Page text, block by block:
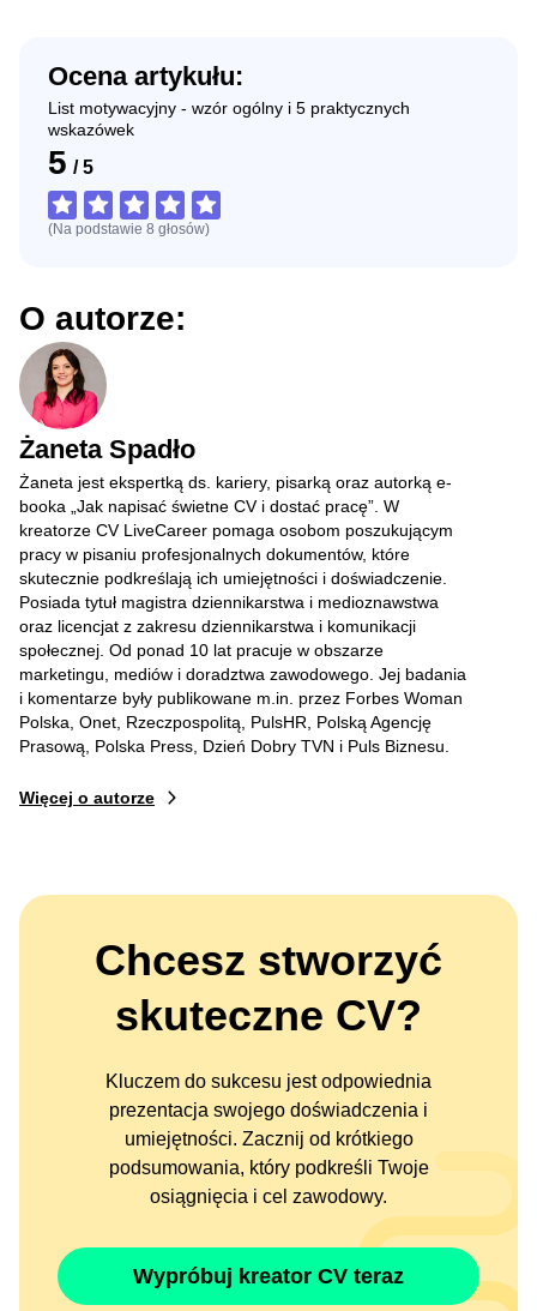
Ocena artykułu:
List motywacyjny - wzór ogólny i 5 praktycznych
wskazówek
5 / 5
(Na podstawie 8 głosów)
O autorze:
Żaneta Spadło
Żaneta jest ekspertką ds. kariery, pisarką oraz autorką e-
booka „Jak napisać świetne CV i dostać pracę”. W
kreatorze CV LiveCareer pomaga osobom poszukującym
pracy w pisaniu profesjonalnych dokumentów, które
skutecznie podkreślają ich umiejętności i doświadczenie.
Posiada tytuł magistra dziennikarstwa i medioznawstwa
oraz licencjat z zakresu dziennikarstwa i komunikacji
społecznej. Od ponad 10 lat pracuje w obszarze
marketingu, mediów i doradztwa zawodowego. Jej badania
i komentarze były publikowane m.in. przez Forbes Woman
Polska, Onet, Rzeczpospolitą, PulsHR, Polską Agencję
Prasową, Polska Press, Dzień Dobry TVN i Puls Biznesu.
Więcej o autorze
Chcesz stworzyć
skuteczne CV?
Kluczem do sukcesu jest odpowiednia
prezentacja swojego doświadczenia i
umiejętności. Zacznij od krótkiego
podsumowania, który podkreśli Twoje
osiągnięcia i cel zawodowy.
Wypróbuj kreator CV teraz